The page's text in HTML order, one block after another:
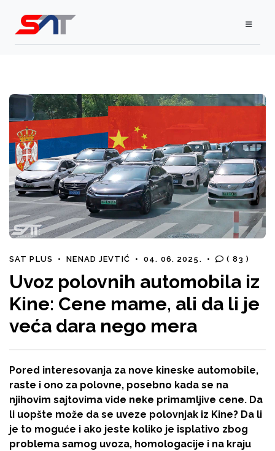
SAT PLUS • NENAD JEVTIĆ • 04. 06. 2025. • ( 83 )
Uvoz polovnih automobila iz
Kine: Cene mame, ali da li je
veća dara nego mera
Pored interesovanja za nove kineske automobile,
raste i ono za polovne, posebno kada se na
njihovim sajtovima vide neke primamljive cene. Da
li uopšte može da se uveze polovnjak iz Kine? Da li
je to moguće i ako jeste koliko je isplativo zbog
problema samog uvoza, homologacije i na kraju